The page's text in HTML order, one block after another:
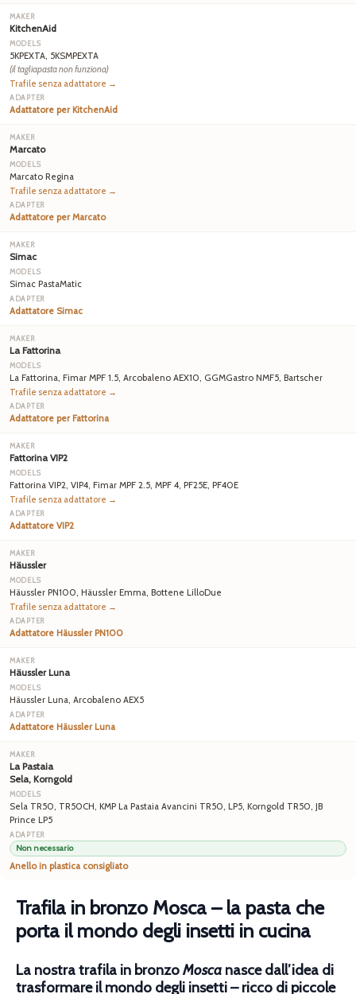
KitchenAid
5KPEXTA, 5KSMPEXTA
(il tagliapasta non funziona)
Trafile senza adattatore →
Adattatore per KitchenAid
Marcato
Marcato Regina
Trafile senza adattatore →
Adattatore per Marcato
Simac
Simac PastaMatic
Adattatore Simac
La Fattorina
La Fattorina, Fimar MPF 1.5, Arcobaleno AEX10, GGMGastro NMF5, Bartscher
Trafile senza adattatore →
Adattatore per Fattorina
Fattorina VIP2
Fattorina VIP2, VIP4, Fimar MPF 2.5, MPF 4, PF25E, PF40E
Trafile senza adattatore →
Adattatore VIP2
Häussler
Häussler PN100, Häussler Emma, Bottene LilloDue
Trafile senza adattatore →
Adattatore Häussler PN100
Häussler Luna
Häussler Luna, Arcobaleno AEX5
Adattatore Häussler Luna
La Pastaia
Sela, Korngold
Sela TR50, TR50CH, KMP La Pastaia Avancini TR50, LP5, Korngold TR50, JB
Prince LP5
Non necessario
Anello in plastica consigliato
Trafila in bronzo Mosca – la pasta che
porta il mondo degli insetti in cucina
La nostra trafila in bronzoMosca nasce dall’idea di
trasformare il mondo degli insetti – ricco di piccole